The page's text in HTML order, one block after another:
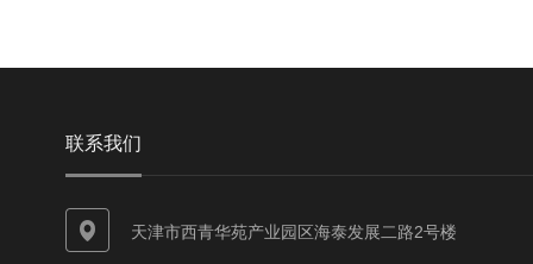
联系我们
天津市西青华苑产业园区海泰发展二路2号楼